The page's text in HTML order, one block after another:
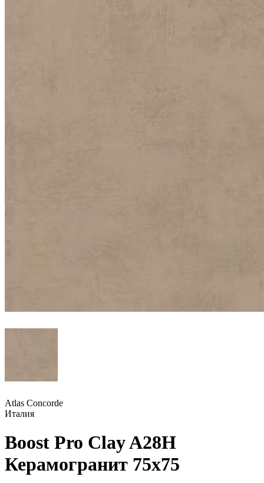
Atlas Concorde
Италия
Boost Pro Clay A28H
Керамогранит 75x75